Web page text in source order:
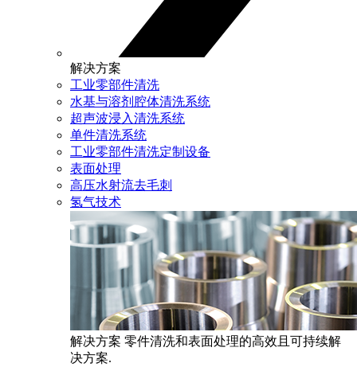
解决方案
工业零部件清洗
水基与溶剂腔体清洗系统
超声波浸入清洗系统
单件清洗系统
工业零部件清洗定制设备
表面处理
高压水射流去毛刺
氢气技术
解决方案 零件清洗和表面处理的高效且可持续解
决方案.